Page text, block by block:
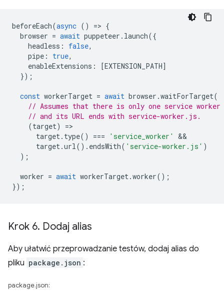
beforeEach(async () => {
browser = await puppeteer . launch({
headless : false,
pipe : true,
enableExtensions : [EXTENSION_PATH]
});
const workerTarget = await browser .waitForTarget(
// Assumes that there is only one service worker
// and its URL ends with service-worker.js.
(target) =
target. type() === 'service_worker'
target.url(). endsWith( 'service-worker.js' )
);
worker = await workerTarget.worker();
});
Krok 6. Dodaj alias
Aby ułatwić przeprowadzanie testów, dodaj alias do
pliku package.json :
package.json: